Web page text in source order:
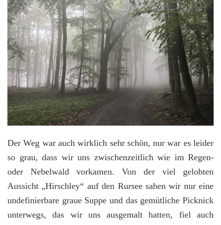
Der Weg war auch wirklich sehr schön, nur war es leider
so grau, dass wir uns zwischenzeitlich wie im Regen-
oder Nebelwald vorkamen. Von der viel gelobten
Aussicht „Hirschley“ auf den Rursee sahen wir nur eine
undefinierbare graue Suppe und das gemütliche Picknick
unterwegs, das wir uns ausgemalt hatten, fiel auch